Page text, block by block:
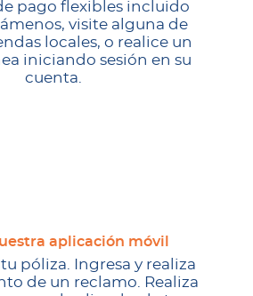
pago flexibles incluido
visite alguna de
locales, o realice un
iniciando sesión en su
cuenta.
aplicación móvil
póliza. Ingresa y realiza
de un reclamo. Realiza